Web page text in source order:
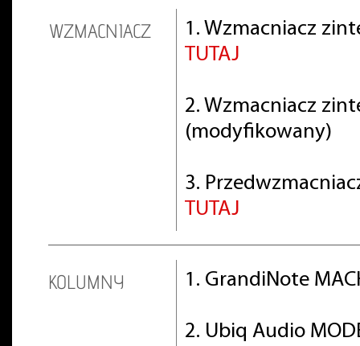
WZMACNIACZ
1. Wzmacniacz
TUTAJ
2. Wzmacniacz
(modyfikowany)
3.
TUTAJ
KOLUMNY 1. GrandiNote
2. Ubiq Audio